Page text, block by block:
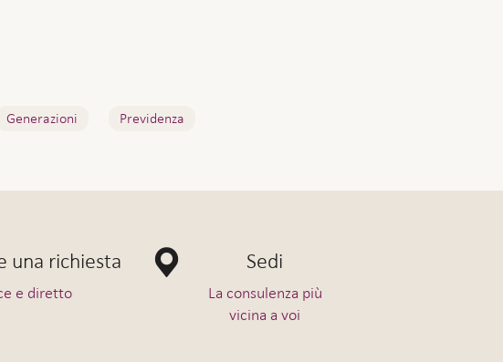
Generazioni Previdenza
una richiesta
e diretto
Sedi
La consulenza più
vicina a voi